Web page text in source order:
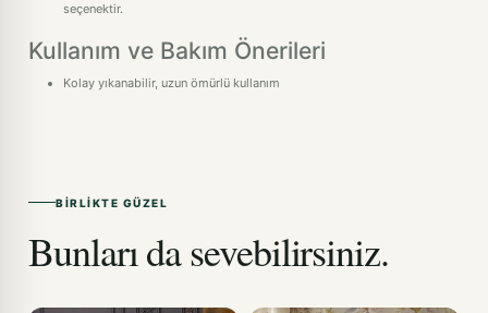
seçenektir.
Kullanım ve Bakım Önerileri
Kolay yıkanabilir, uzun ömürlü kullanım
BIRLIKTE GÜZEL
Bunları da sevebilirsiniz.